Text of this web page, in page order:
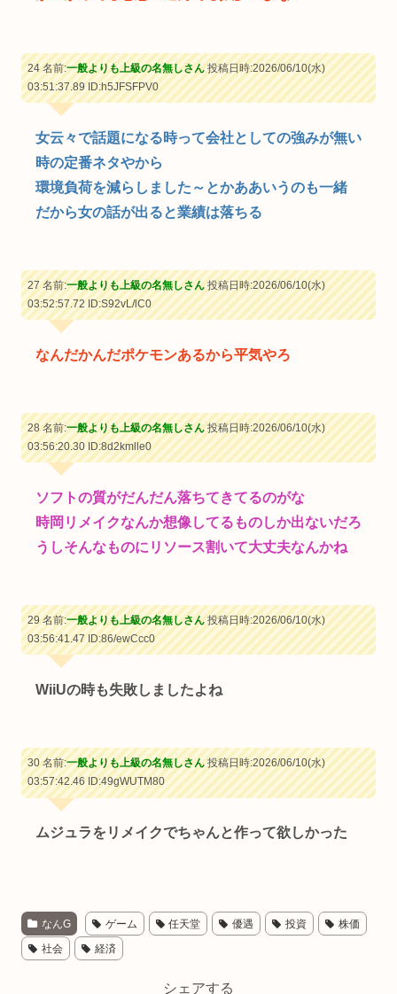
24 名前:一般よりも上級の名無しさん投稿日時:2026/06/10(水)
03:51:37.89ID:h5JFSFPV0
女云々で話題になる時って会社としての強みが無い
時の定番ネタやから
環境負荷を減らしました～とかああいうのも一緒
だから女の話が出ると業績は落ちる
27 名前:一般よりも上級の名無しさん投稿日時:2026/06/10(水)
03:52:57.72ID:S92vL/lC0
なんだかんだポケモンあるから平気やろ
28 名前:一般よりも上級の名無しさん投稿日時:2026/06/10(水)
03:56:20.30ID:8d2kmlle0
ソフトの質がだんだん落ちてきてるのがな
時岡リメイクなんか想像してるものしか出ないだろ
うしそんなものにリソース割いて大丈夫なんかね
29 名前:一般よりも上級の名無しさん投稿日時:2026/06/10(水)
03:56:41.47ID:86/ewCcc0
WiiUの時も失敗しましたよね
30 名前:一般よりも上級の名無しさん投稿日時:2026/06/10(水)
03:57:42.46ID:49gWUTM80
ムジュラをリメイクでちゃんと作って欲しかった
なんG ゲーム 任天堂 優遇 投資 株価
社会 経済
シェアする